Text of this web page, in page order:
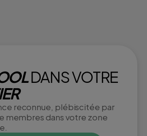
DANS VOTRE
reconnue, plébiscitée par
membres dans votre zone